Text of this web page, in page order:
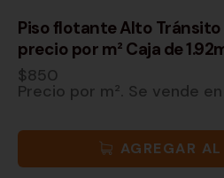
Piso flotante Alto Tránsito
precio por m² Caja de
$850
Precio por m². Se vende en
AGREGAR